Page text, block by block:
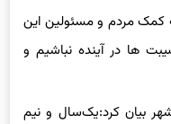
کمک مردم و مسئولین این
ها در آینده نباشیم و
بیان کرد:یک‌سال و نیم